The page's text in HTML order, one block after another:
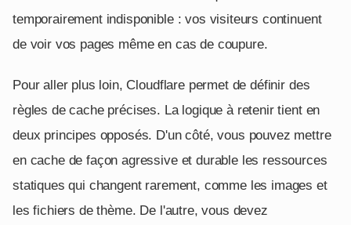
temporairement indisponible : vos visiteurs continuent
de voir vos pages même en cas de coupure.
Pour aller plus loin, Cloudflare permet de définir des
règles de cache précises. La logique à retenir tient en
deux principes opposés. D'un côté, vous pouvez mettre
en cache de façon agressive et durable les ressources
statiques qui changent rarement, comme les images et
les fichiers de thème. De l'autre, vous devez